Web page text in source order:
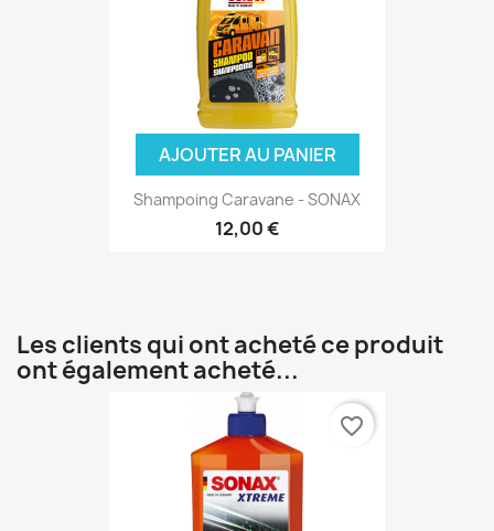
AJOUTER AU PANIER
Shampoing Caravane - SONAX
12,00 €
Les clients qui ont acheté ce produit
ont également acheté...
favorite_border